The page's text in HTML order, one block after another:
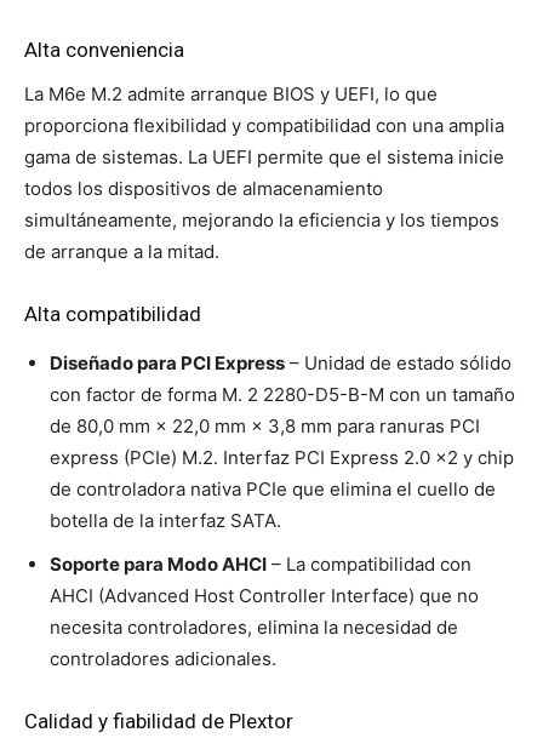
Alta conveniencia
La M6e M.2 admite arranque BIOS y UEFI, lo que
proporciona flexibilidad y compatibilidad con una amplia
gama de sistemas. La UEFI permite que el sistema inicie
todos los dispositivos de almacenamiento
simultáneamente, mejorando la eficiencia y los tiempos
de arranque a la mitad.
Alta compatibilidad
Diseñado para PCI Express – Unidad de estado sólido
con factor de forma M. 2 2280-D5-B-M con un tamaño
de 80,0 mm × 22,0 mm × 3,8 mm para ranuras PCI
express (PCIe) M.2. Interfaz PCI Express 2.0 x2 y chip
de controladora nativa PCIe que elimina el cuello de
botella de la interfaz SATA.
Soporte para Modo AHCI – La compatibilidad con
AHCI (Advanced Host Controller Interface) que no
necesita controladores, elimina la necesidad de
controladores adicionales.
Calidad y fiabilidad de Plextor